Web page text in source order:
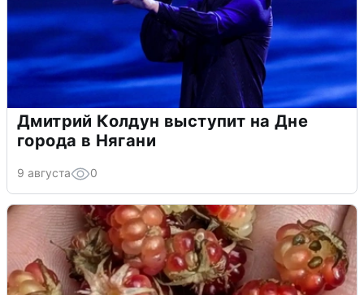
Дмитрий Колдун выступит на Дне
города в Нягани
9 августа 0